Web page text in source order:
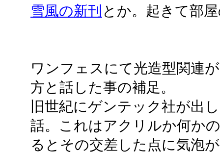
雪風の新刊 とか。起きて部
ワンフェスにて光造型関連
方と話した事の補足。
旧世紀にゲンテック社が出
話。これはアクリルか何か
るとその交差した点に気泡